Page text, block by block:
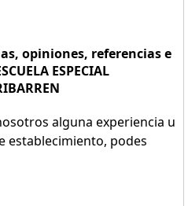
opiniones, referencias e
ESPECIAL
alguna experiencia u
establecimiento, podes